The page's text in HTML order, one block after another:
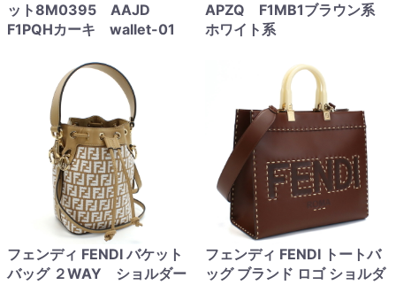
ット8M0395 AAJD
F1PQHカーキ wallet-01
APZQ F1MB1ブラウン系
ホワイト系
フェンディ FENDI バケット
バッグ ２WAY ショルダー
フェンディ FENDI トートバ
ッグ ブランド ロゴ ショルダ